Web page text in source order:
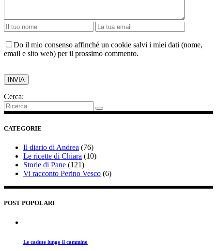
Do il mio consenso affinché un cookie salvi i miei dati (nome,
email e sito web) per il prossimo commento.
Cerca:
CATEGORIE
Il diario di Andrea (76)
Le ricette di Chiara (10)
Storie di Pane (121)
Vi racconto Perino Vesco (6)
POST POPOLARI
Le cadute lungo il cammino